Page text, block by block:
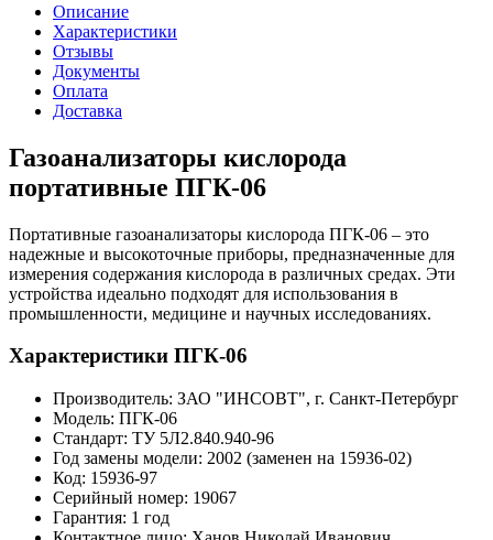
Описание
Характеристики
Отзывы
Документы
Оплата
Доставка
Газоанализаторы кислорода
портативные ПГК-06
Портативные газоанализаторы кислорода ПГК-06 – это
надежные и высокоточные приборы, предназначенные для
измерения содержания кислорода в различных средах. Эти
устройства идеально подходят для использования в
промышленности, медицине и научных исследованиях.
Характеристики ПГК-06
Производитель: ЗАО "ИНСОВТ", г. Санкт-Петербург
Модель: ПГК-06
Стандарт: ТУ 5Л2.840.940-96
Год замены модели: 2002 (заменен на 15936-02)
Код: 15936-97
Серийный номер: 19067
Гарантия: 1 год